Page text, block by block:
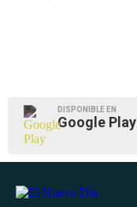
DISPONIBLE EN
Google Play